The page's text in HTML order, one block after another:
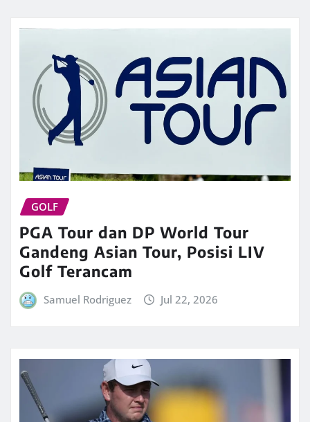
GOLF
PGA Tour dan DP World Tour
Gandeng Asian Tour, Posisi LIV
Golf Terancam
Samuel Rodriguez Jul 22, 2026